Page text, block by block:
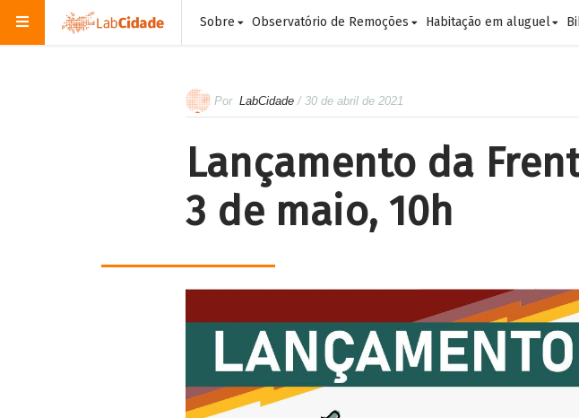
Sobre Observatório de Remoções Habitação em aluguel
Por LabCidade / 30 de abril de 2021
Lançamento da
3 de maio, 10h